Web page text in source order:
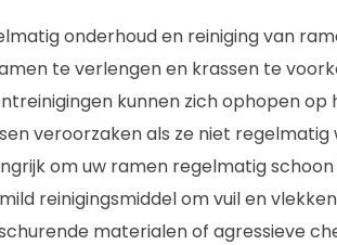
onderhoud en reiniging van
te verlengen en krassen te
kunnen zich ophopen
veroorzaken als ze niet
om uw ramen regelmatig
reinigingsmiddel om vuil en
materialen of agressieve